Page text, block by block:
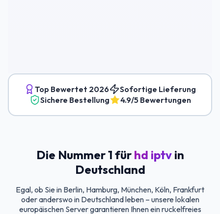
Top Bewertet 2026
Sofortige Lieferung
Sichere Bestellung
4.9/5 Bewertungen
Die Nummer 1 für hd iptvin
Deutschland
Egal, ob Sie in Berlin, Hamburg, München, Köln, Frankfurt
oder anderswo in Deutschland leben – unsere lokalen
europäischen Server garantieren Ihnen ein ruckelfreies